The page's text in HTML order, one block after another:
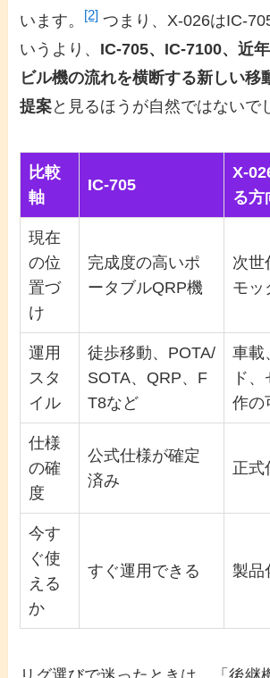
います。
[2] つまり、X-026はIC-
いうより、 IC-705、IC-7100、近
ビル機の流れを横断する新しい移
提案と見るほうが自然ではないで
比較
軸
IC-705
X-
る方
現在
の位
置づ
け
完成度の高いポ
ータブルQRP機
次世
モッ
運用
スタ
イル
徒歩移動、POTA/
SOTA、QRP、F
T8など
車載
ド
作の
仕様
の確
度
公式仕様が確定
済み
正式
今す
ぐ使
える
か
すぐ運用できる 製品